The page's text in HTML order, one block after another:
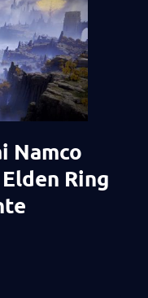
Namco
Ring